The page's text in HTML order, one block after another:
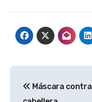
de
Máscara contra